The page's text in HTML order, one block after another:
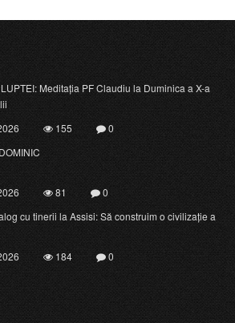
Meditația PF Claudiu la Duminica a X-a
155
0
81
0
cu tinerii la Assisi: Să construim o civilizație a
184 0